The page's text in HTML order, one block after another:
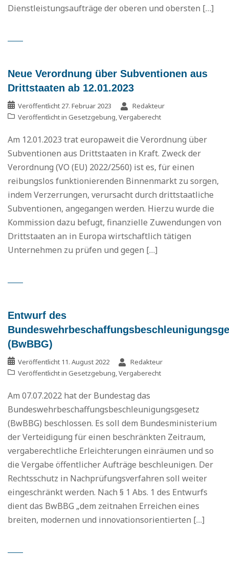
Dienstleistungsaufträge der oberen und obersten […]
Neue Verordnung über Subventionen aus
Drittstaaten ab 12.01.2023
Veröffentlicht 27. Februar 2023
Redakteur
Veröffentlicht in Gesetzgebung,Vergaberecht
Am 12.01.2023 trat europaweit die Verordnung über
Subventionen aus Drittstaaten in Kraft. Zweck der
Verordnung (VO (EU) 2022/2560) ist es, für einen
reibungslos funktionierenden Binnenmarkt zu sorgen,
indem Verzerrungen, verursacht durch drittstaatliche
Subventionen, angegangen werden. Hierzu wurde die
Kommission dazu befugt, finanzielle Zuwendungen von
Drittstaaten an in Europa wirtschaftlich tätigen
Unternehmen zu prüfen und gegen […]
Entwurf des
(BwBBG)
Veröffentlicht 11. August 2022
Redakteur
Veröffentlicht in Gesetzgebung,Vergaberecht
Am 07.07.2022 hat der Bundestag das
Bundeswehrbeschaffungsbeschleunigungsgesetz
(BwBBG) beschlossen. Es soll dem Bundesministerium
der Verteidigung für einen beschränkten Zeitraum,
vergaberechtliche Erleichterungen einräumen und so
die Vergabe öffentlicher Aufträge beschleunigen. Der
Rechtsschutz in Nachprüfungsverfahren soll weiter
eingeschränkt werden. Nach § 1 Abs. 1 des Entwurfs
dient das BwBBG „dem zeitnahen Erreichen eines
breiten, modernen und innovationsorientierten […]